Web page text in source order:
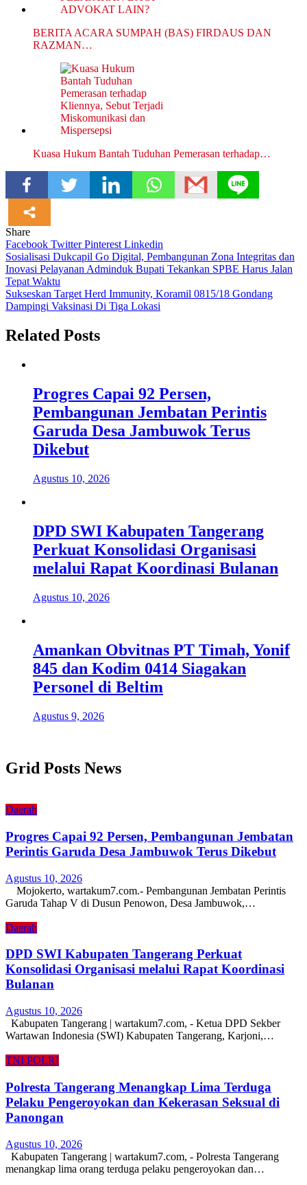
BERITA ACARA SUMPAH (BAS) FIRDAUS DAN
RAZMAN…
Kuasa Hukum Bantah Tuduhan Pemerasan terhadap…
Share
Facebook TwitterPinterest Linkedin
Navigasi
pos
Sosialisasi Dukcapil Go Digital, Pembangunan Zona Integritas dan
Inovasi Pelayanan Adminduk Bupati Tekankan SPBE Harus Jalan
Tepat Waktu
Sukseskan Target Herd Immunity, Koramil 0815/18 Gondang
Dampingi Vaksinasi Di Tiga Lokasi
Related Posts
Progres Capai 92 Persen,
Pembangunan Jembatan Perintis
Garuda Desa Jambuwok Terus
Dikebut
Agustus 10, 2026
DPD SWI Kabupaten Tangerang
Perkuat Konsolidasi Organisasi
melalui Rapat Koordinasi Bulanan
Agustus 10, 2026
Amankan Obvitnas PT Timah, Yonif
845 dan Kodim 0414 Siagakan
Personel di Beltim
Agustus 9, 2026
Grid Posts News
Daerah
Progres Capai 92 Persen, Pembangunan Jembatan
Perintis Garuda Desa Jambuwok Terus Dikebut
Agustus 10, 2026
Mojokerto, wartakum7.com.- Pembangunan Jembatan Perintis
Garuda Tahap V di Dusun Penowon, Desa Jambuwok,…
Daerah
DPD SWI Kabupaten Tangerang Perkuat
Konsolidasi Organisasi melalui Rapat Koordinasi
Bulanan
Agustus 10, 2026
Kabupaten Tangerang | wartakum7.com, - Ketua DPD Sekber
Wartawan Indonesia (SWI) Kabupaten Tangerang, Karjoni,…
TNI POLRI
Polresta Tangerang Menangkap Lima Terduga
Pelaku Pengeroyokan dan Kekerasan Seksual di
Panongan
Agustus 10, 2026
Kabupaten Tangerang | wartakum7.com, - Polresta Tangerang
menangkap lima orang terduga pelaku pengeroyokan dan…